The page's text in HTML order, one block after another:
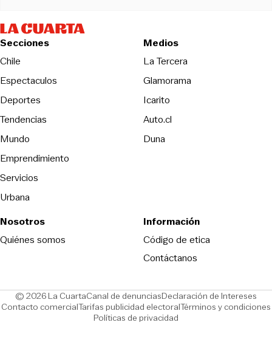
Secciones
Chile
Espectaculos
Deportes
Tendencias
Mundo
Emprendimiento
Servicios
Urbana
Medios
La TerceraOpens in new
Glamorama
Icarito
Auto.cl
DunaOpens in new window
Nosotros
Quiénes somos
Información
Código de eticaOpens in new
Contáctanos
© 2026 La CuartaCanal de denunciasOpens in new window
Declaración de Intereses
Contacto comercialOpens in new window
Tarifas publicidad electoralOpens in new window
Términos y condiciones
Políticas de privacidad